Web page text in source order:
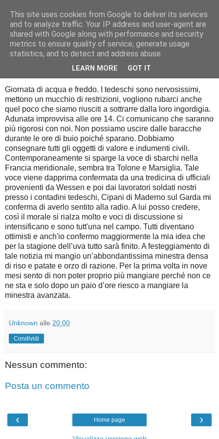
Diario di guerra
venerdì 6 giugno 2014
6 giugno 1944
Giornata di acqua e freddo. I tedeschi sono nervosissimi,
mettono un mucchio di restrizioni, vogliono rubarci anche
quel poco che siamo riusciti a sottrarre dalla loro ingordigia.
Adunata improvvisa alle ore 14. Ci comunicano che saranno
più rigorosi con noi. Non possiamo uscire dalle baracche
durante le ore di buio poiché sparano. Dobbiamo
consegnare tutti gli oggetti di valore e indumenti civili.
Contemporaneamente si sparge la voce di sbarchi nella
Francia meridionale, sembra tra Tolone e Marsiglia. Tale
voce viene dapprima confermata da una tredicina di ufficiali
provenienti da Wessen e poi dai lavoratori soldati nostri
presso i contadini tedeschi, Cipani di Maderno sul Garda mi
conferma di averlo sentito alla radio. A lui posso credere,
così il morale si rialza molto e voci di discussione si
intensificano e sono tutt'una nel campo. Tutti diventano
ottimisti e anch'io confermo maggiormente la mia idea che
per la stagione dell’uva tutto sarà finito. A festeggiamento di
tale notizia mi mangio un’abbondantissima minestra densa
di riso e patate e orzo di razione. Per la prima volta in nove
mesi sento di non poter proprio più mangiare perché non ce
ne sta e solo dopo un paio d’ore riesco a mangiare la
minestra avanzata.
Unknown alle 20:00
Condividi
Nessun commento:
Posta un commento
‹ ›
Home page
This site uses cookies from Google to deliver its services
and to analyze traffic. Your IP address and user-agent are
shared with Google along with performance and security
metrics to ensure quality of service, generate usage
statistics, and to detect and address abuse.
LEARN MORE GOT IT